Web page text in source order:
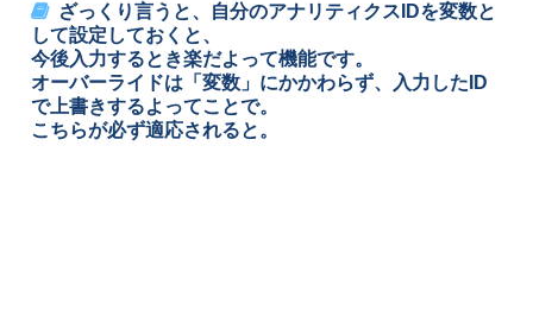
ざっくり言うと、自分のアナリティクスIDを変数と
して設定しておくと、
今後入力するとき楽だよって機能です。
オーバーライドは「変数」にかかわらず、入力したID
で上書きするよってことで。
こちらが必ず適応されると。